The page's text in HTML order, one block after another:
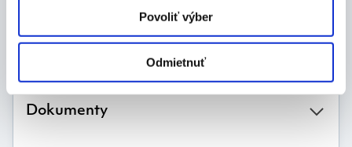
Povoliť výber
Odmietnuť
Dokumenty